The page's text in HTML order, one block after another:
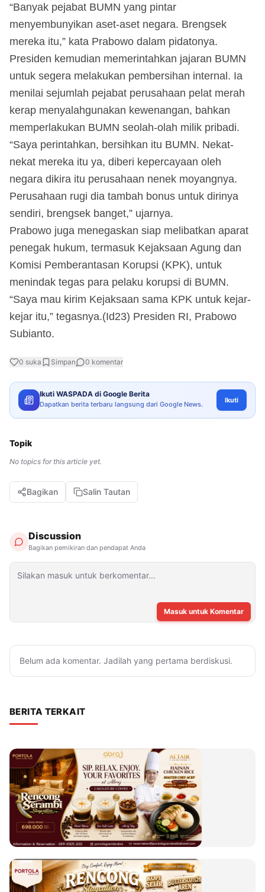
“Banyak pejabat BUMN yang pintar
menyembunyikan aset-aset negara. Brengsek
mereka itu,” kata Prabowo dalam pidatonya.
Presiden kemudian memerintahkan jajaran BUMN
untuk segera melakukan pembersihan internal. Ia
menilai sejumlah pejabat perusahaan pelat merah
kerap menyalahgunakan kewenangan, bahkan
memperlakukan BUMN seolah-olah milik pribadi.
“Saya perintahkan, bersihkan itu BUMN. Nekat-
nekat mereka itu ya, diberi kepercayaan oleh
negara dikira itu perusahaan nenek moyangnya.
Perusahaan rugi dia tambah bonus untuk dirinya
sendiri, brengsek banget,” ujarnya.
Prabowo juga menegaskan siap melibatkan aparat
penegak hukum, termasuk Kejaksaan Agung dan
Komisi Pemberantasan Korupsi (KPK), untuk
menindak tegas para pelaku korupsi di BUMN.
“Saya mau kirim Kejaksaan sama KPK untuk kejar-
kejar itu,” tegasnya.(Id23) Presiden RI, Prabowo
Subianto.
0 suka Simpan 0 komentar
Ikuti WASPADA di Google Berita
Dapatkan berita terbaru langsung dari Google News. Ikuti
Topik
No topics for this article yet.
Bagikan Salin Tautan
Discussion
Bagikan pemikiran dan pendapat Anda
Masuk untuk Komentar
Belum ada komentar. Jadilah yang pertama berdiskusi.
BERITA TERKAIT